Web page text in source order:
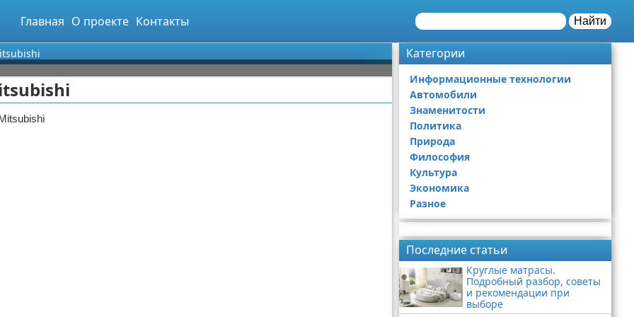
Главная О проекте Контакты Найти
Категории
Информационные технологии
Автомобили
Знаменитости
Политика
Природа
Философия
Культура
Экономика
Разное
Последние статьи
Круглые матрасы.
Подробный разбор, советы
и рекомендации при
выборе